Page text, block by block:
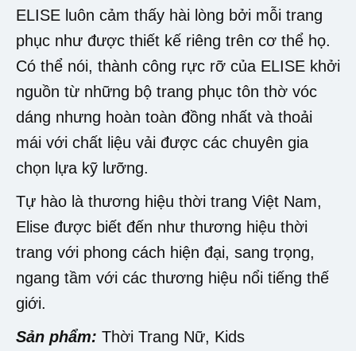
ELISE luôn cảm thấy hài lòng bởi mỗi trang
phục như được thiết kế riêng trên cơ thể họ.
Có thể nói, thành công rực rỡ của ELISE khởi
nguồn từ những bộ trang phục tôn thờ vóc
dáng nhưng hoàn toàn đồng nhất và thoải
mái với chất liệu vải được các chuyên gia
chọn lựa kỹ lưỡng.
Tự hào là thương hiệu thời trang Việt Nam,
Elise được biết đến như thương hiệu thời
trang với phong cách hiện đại, sang trọng,
ngang tầm với các thương hiệu nổi tiếng thế
giới.
Sản phẩm: Thời Trang Nữ, Kids